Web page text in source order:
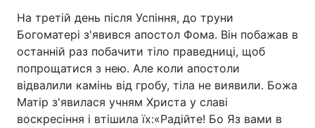
На третій день після Успіння, до труни
Богоматері з'явився апостол Фома. Він побажав в
останній раз побачити тіло праведниці, щоб
попрощатися з нею. Але коли апостоли
відвалили камінь від гробу, тіла не виявили. Божа
Матір з'явилася учням Христа у славі
воскресіння і втішила їх:«Радійте! Бо Яз вами в